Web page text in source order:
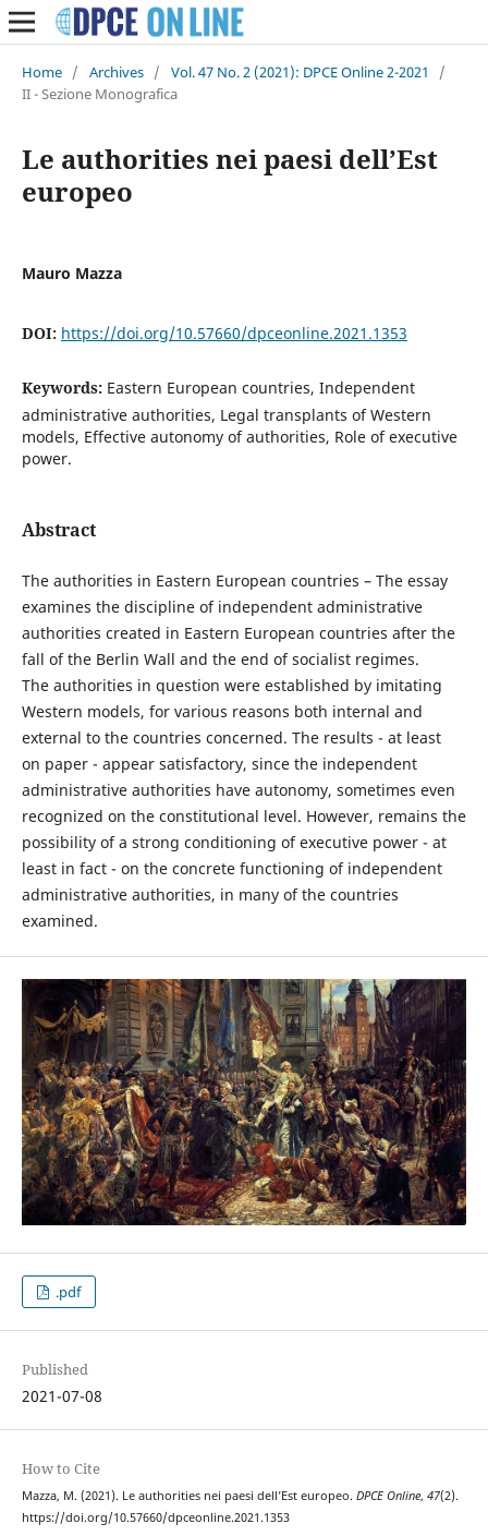
Home / Archives / Vol. 47 No. 2 (2021): DPCE Online 2-2021
/
II - Sezione Monografica
Le authorities nei paesi dell’Est
europeo
Mauro Mazza
DOI: https://doi.org/10.57660/dpceonline.2021.1353
Keywords: Eastern European countries, Independent
administrative authorities, Legal transplants of Western
models, Effective autonomy of authorities, Role of executive
power.
Abstract
The authorities in Eastern European countries – The essay
examines the discipline of independent administrative
authorities created in Eastern European countries after the
fall of the Berlin Wall and the end of socialist regimes.
The authorities in question were established by imitating
Western models, for various reasons both internal and
external to the countries concerned. The results - at least
on paper - appear satisfactory, since the independent
administrative authorities have autonomy, sometimes even
recognized on the constitutional level. However, remains the
possibility of a strong conditioning of executive power - at
least in fact - on the concrete functioning of independent
administrative authorities, in many of the countries
examined.
.pdf
Published
2021-07-08
How to Cite
Mazza, M. (2021). Le authorities nei paesi dell’Est europeo. DPCE Online, 47(2).
https://doi.org/10.57660/dpceonline.2021.1353